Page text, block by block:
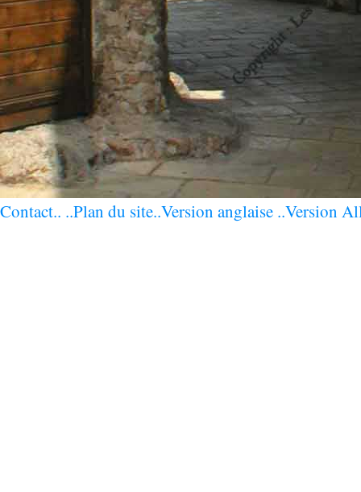
Contact.. ..Plan du site..Version anglaise ..Version